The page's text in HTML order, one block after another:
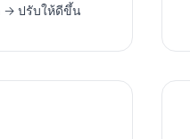
→ ปรับให้ดีขึ้น